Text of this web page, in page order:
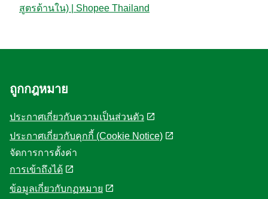
สูตรด้านใน) | Shopee Thailand
ถูกกฎหมาย
ประกาศเกี่ยวกับความเป็นส่วนตัว
ประกาศเกี่ยวกับคุกกี้ (Cookie Notice)
จัดการการตั้งค่า
การเข้าถึงได้
ข้อมูลเกี่ยวกับกฏหมาย